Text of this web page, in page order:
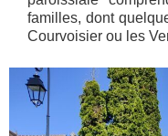
familles, dont
Courvoisier ou les